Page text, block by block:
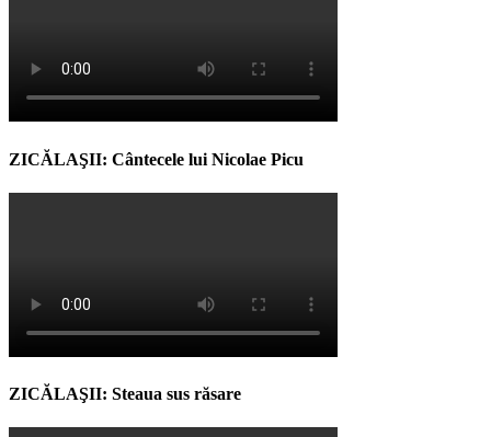
ZICĂLAŞII: Cântecele lui Nicolae Picu
ZICĂLAŞII: Steaua sus răsare